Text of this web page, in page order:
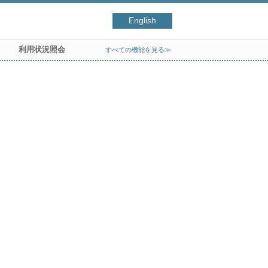
English
利用状況照会 すべての機能を見る≫